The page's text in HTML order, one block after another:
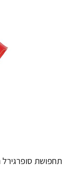
תחפושת סופרגירל